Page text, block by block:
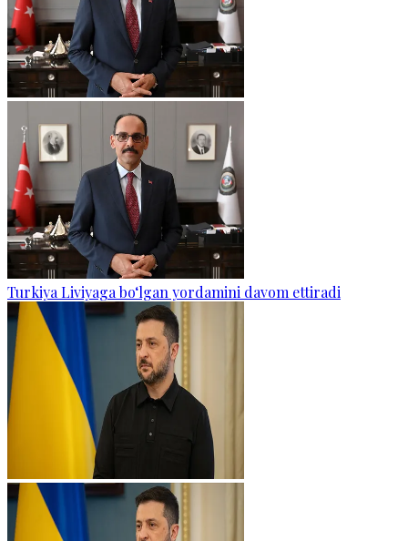
Turkiya Liviyaga bo‘lgan yordamini davom ettiradi